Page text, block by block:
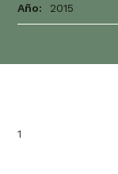
Año: 2015
1